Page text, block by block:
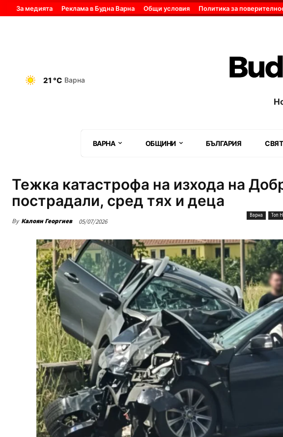
За медията Реклама в Будна Варна Общи условия Политика за
21 °C Варна
ВАРНА ОБЩИНИ БЪЛГАРИЯ СВЯТ
Тежка катастрофа на изхода на
пострадали, сред тях и деца
By Калоян Георгиев 05/07/2026
Варна Топ